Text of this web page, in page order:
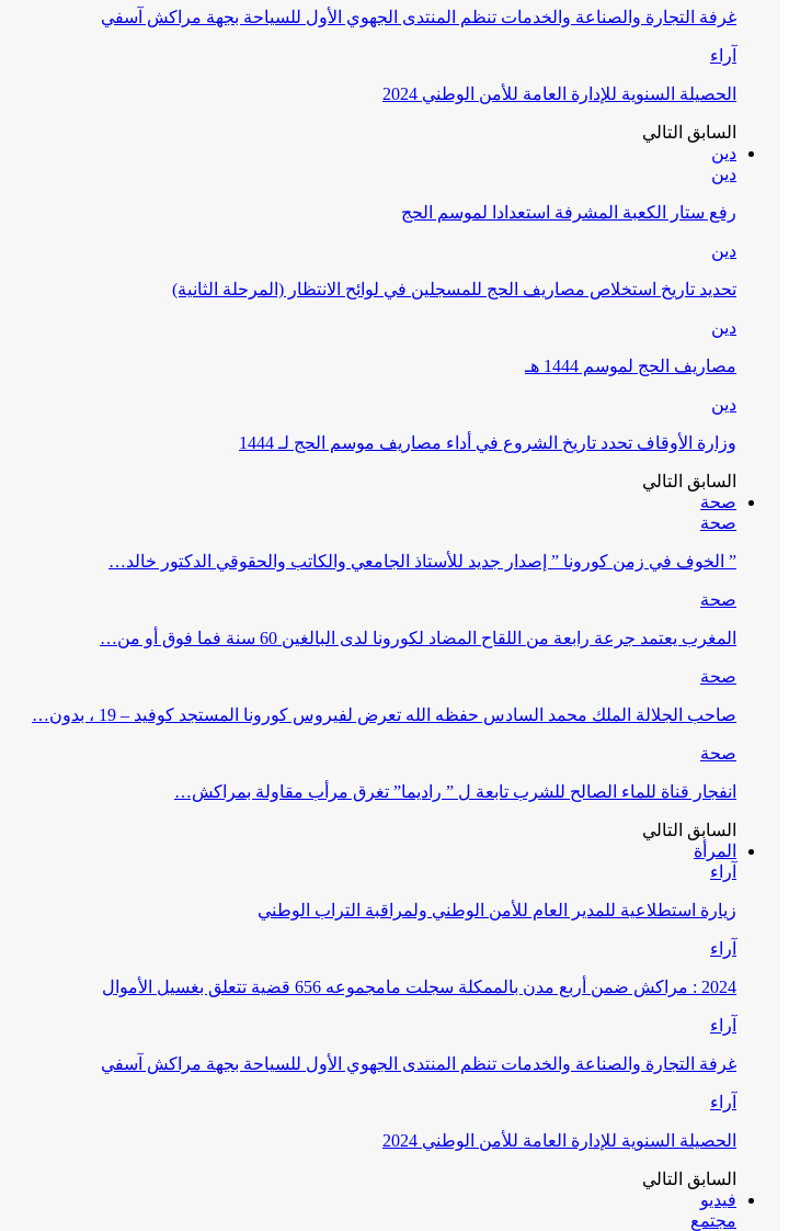
غرفة التجارة والصناعة والخدمات تنظم المنتدى الجهوي الأول للسياحة بجهة مراكش آسفي
آراء
الحصيلة السنوية للإدارة العامة للأمن الوطني 2024
السابق التالي
دين
دين
رفع ستار الكعبة المشرفة استعدادا لموسم الحج
دين
تحديد تاريخ استخلاص مصاريف الحج للمسجلين في لوائح الانتظار (المرحلة الثانية)
دين
مصاريف الحج لموسم 1444 هـ
دين
وزارة الأوقاف تحدد تاريخ الشروع في أداء مصاريف موسم الحج لـ 1444
السابق التالي
صحة
صحة
” الخوف في زمن كورونا ” إصدار جديد للأستاذ الجامعي والكاتب والحقوقي الدكتور خالد…
صحة
المغرب يعتمد جرعة رابعة من اللقاح المضاد لكورونا لدى البالغين 60 سنة فما فوق أو من…
صحة
صاحب الجلالة الملك محمد السادس حفظه الله تعرض لفيروس كورونا المستجد كوفيد – 19 ، بدون…
صحة
انفجار قناة للماء الصالح للشرب تابعة ل ” راديما” تغرق مرأب مقاولة بمراكش…
السابق التالي
المرأة
آراء
زيارة استطلاعية للمدير العام للأمن الوطني ولمراقبة التراب الوطني
آراء
2024 : مراكش ضمن أربع مدن بالممكلة سجلت مامجموعه 656 قضية تتعلق بغسيل الأموال
آراء
غرفة التجارة والصناعة والخدمات تنظم المنتدى الجهوي الأول للسياحة بجهة مراكش آسفي
آراء
الحصيلة السنوية للإدارة العامة للأمن الوطني 2024
السابق التالي
فيديو
مجتمع